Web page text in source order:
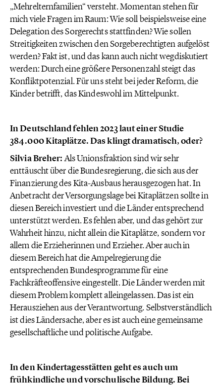
„Mehrelternfamilien“ versteht. Momentan stehen für
mich viele Fragen im Raum: Wie soll beispielsweise eine
Delegation des Sorgerechts stattfinden? Wie sollen
Streitigkeiten zwischen den Sorgeberechtigten aufgelöst
werden? Fakt ist, und das kann auch nicht wegdiskutiert
werden: Durch eine größere Personenzahl steigt das
Konfliktpotenzial. Für uns steht bei jeder Reform, die
Kinder betrifft, das Kindeswohl im Mittelpunkt.
In Deutschland fehlen 2023 laut einer Studie
384.000 Kitaplätze. Das klingt dramatisch, oder?
Silvia Breher:Als Unionsfraktion sind wir sehr
enttäuscht über die Bundesregierung, die sich aus der
Finanzierung des Kita-Ausbaus herausgezogen hat. In
Anbetracht der Versorgungslage bei Kitaplätzen sollte in
diesen Bereich investiert und die Länder entsprechend
unterstützt werden. Es fehlen aber, und das gehört zur
Wahrheit hinzu, nicht allein die Kitaplätze, sondern vor
allem die Erzieherinnen und Erzieher. Aber auch in
diesem Bereich hat die Ampelregierung die
entsprechenden Bundesprogramme für eine
Fachkräfteoffensive eingestellt. Die Länder werden mit
diesem Problem komplett alleingelassen. Das ist ein
Herausziehen aus der Verantwortung. Selbstverständlich
ist dies Ländersache, aber es ist auch eine gemeinsame
gesellschaftliche und politische Aufgabe.
In den Kindertagesstätten geht es auch um
frühkindliche und vorschulische Bildung. Bei